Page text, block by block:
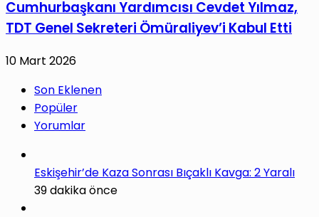
Cumhurbaşkanı Yardımcısı Cevdet Yılmaz,
TDT Genel Sekreteri Ömüraliyev’i Kabul Etti
10 Mart 2026
Son Eklenen
Popüler
Yorumlar
Eskişehir’de Kaza Sonrası Bıçaklı Kavga: 2 Yaralı
39 dakika önce